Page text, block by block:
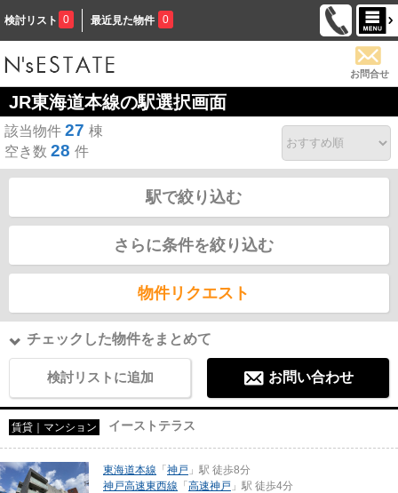
検討リスト 0 最近見た物件 0
お問合せ
JR東海道本線の駅選択画面
該当物件 27 棟
空き数 28 件
駅で絞り込む
さらに条件を絞り込む
物件リクエスト
チェックした物件をまとめて
検討リストに追加 お問い合わせ
賃貸｜マンション イーストテラス
東海道本線 「 神戸 」駅 徒歩8分
神戸高速東西線 「 高速神戸 」駅 徒歩4分